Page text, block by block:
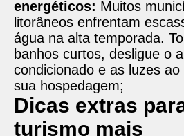
energéticos: Muitos
litorâneos enfrentam
água na alta temporada.
banhos curtos, desligue o
condicionado e as luzes ao
sua hospedagem;
Dicas extras
turismo mais